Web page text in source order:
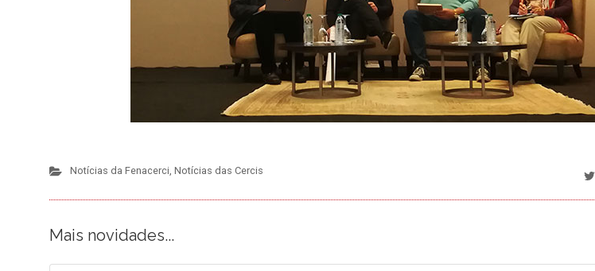
Notícias da Fenacerci, Notícias das Cercis
Mais novidades...